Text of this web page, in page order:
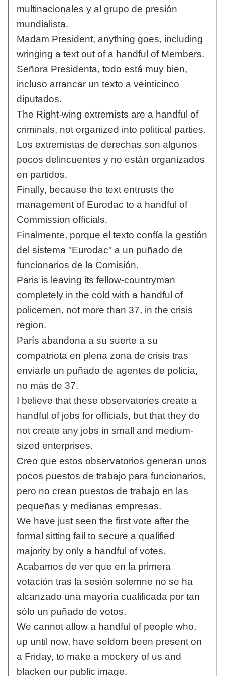
multinacionales y al grupo de presión
mundialista.
Madam President, anything goes, including
wringing a text out of a handful of Members.
Señora Presidenta, todo está muy bien,
incluso arrancar un texto a veinticinco
diputados.
The Right-wing extremists are a handful of
criminals, not organized into political parties.
Los extremistas de derechas son algunos
pocos delincuentes y no están organizados
en partidos.
Finally, because the text entrusts the
management of Eurodac to a handful of
Commission officials.
Finalmente, porque el texto confía la gestión
del sistema "Eurodac" a un puñado de
funcionarios de la Comisión.
Paris is leaving its fellow-countryman
completely in the cold with a handful of
policemen, not more than 37, in the crisis
region.
París abandona a su suerte a su
compatriota en plena zona de crisis tras
enviarle un puñado de agentes de policía,
no más de 37.
I believe that these observatories create a
handful of jobs for officials, but that they do
not create any jobs in small and medium-
sized enterprises.
Creo que estos observatorios generan unos
pocos puestos de trabajo para funcionarios,
pero no crean puestos de trabajo en las
pequeñas y medianas empresas.
We have just seen the first vote after the
formal sitting fail to secure a qualified
majority by only a handful of votes.
Acabamos de ver que en la primera
votación tras la sesión solemne no se ha
alcanzado una mayoría cualificada por tan
sólo un puñado de votos.
We cannot allow a handful of people who,
up until now, have seldom been present on
a Friday, to make a mockery of us and
blacken our public image.